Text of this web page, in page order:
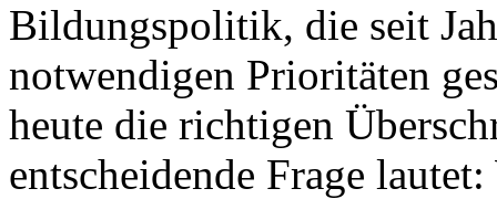
Bildungspolitik, die seit
notwendigen Prioritäten
heute die richtigen
entscheidende Frage